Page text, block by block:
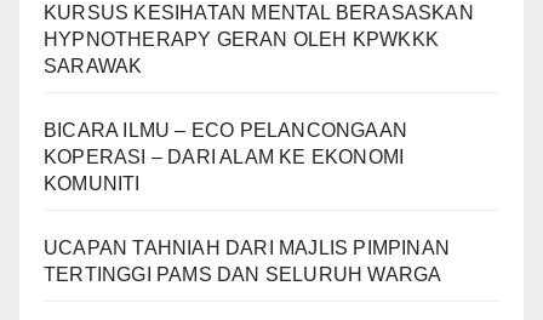
KURSUS KESIHATAN MENTAL BERASASKAN
HYPNOTHERAPY GERAN OLEH KPWKKK
SARAWAK
BICARA ILMU – ECO PELANCONGAAN
KOPERASI – DARI ALAM KE EKONOMI
KOMUNITI
UCAPAN TAHNIAH DARI MAJLIS PIMPINAN
TERTINGGI PAMS DAN SELURUH WARGA